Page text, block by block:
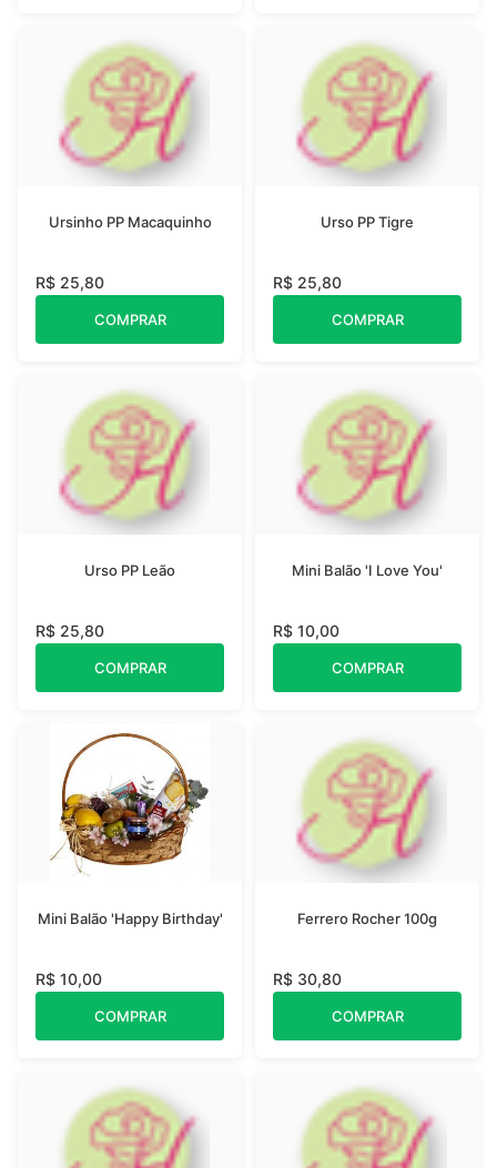
Ursinho PP Macaquinho
R$ 25,80
COMPRAR
Urso PP Tigre
R$ 25,80
COMPRAR
Urso PP Leão
R$ 25,80
COMPRAR
Mini Balão 'I Love You'
R$ 10,00
COMPRAR
Mini Balão 'Happy Birthday'
R$ 10,00
COMPRAR
Ferrero Rocher 100g
R$ 30,80
COMPRAR